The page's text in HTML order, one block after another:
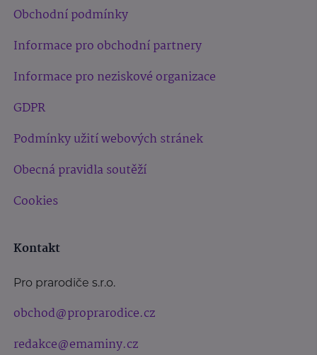
Obchodní podmínky
Informace pro obchodní partnery
Informace pro neziskové organizace
GDPR
Podmínky užití webových stránek
Obecná pravidla soutěží
Cookies
Kontakt
Pro prarodiče s.r.o.
obchod@proprarodice.cz
redakce@emaminy.cz